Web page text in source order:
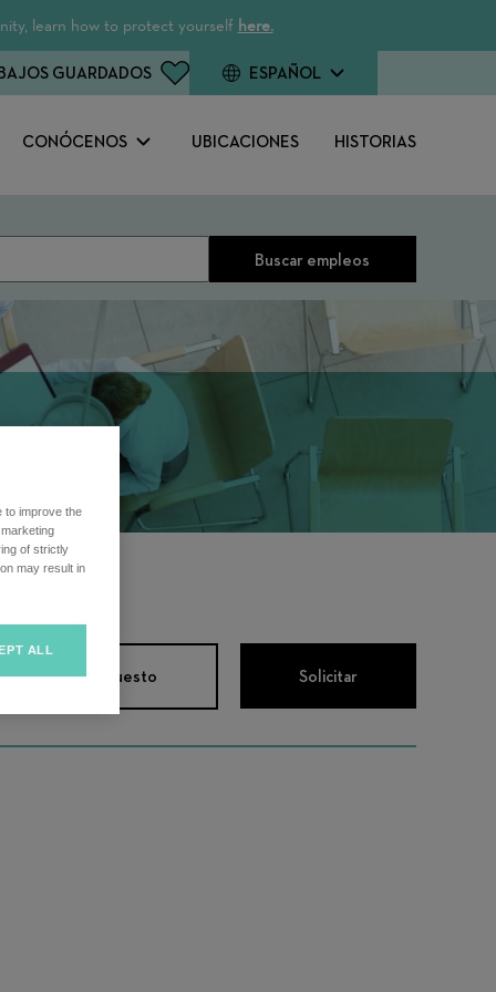
learn how to protect yourself here.
CONÓCENOS UBICACIONES HISTORIAS
GUARDADOS ESPAÑOL
Buscar empleos
del puesto Solicitar
to improve the
of strictly
may result in
ALL